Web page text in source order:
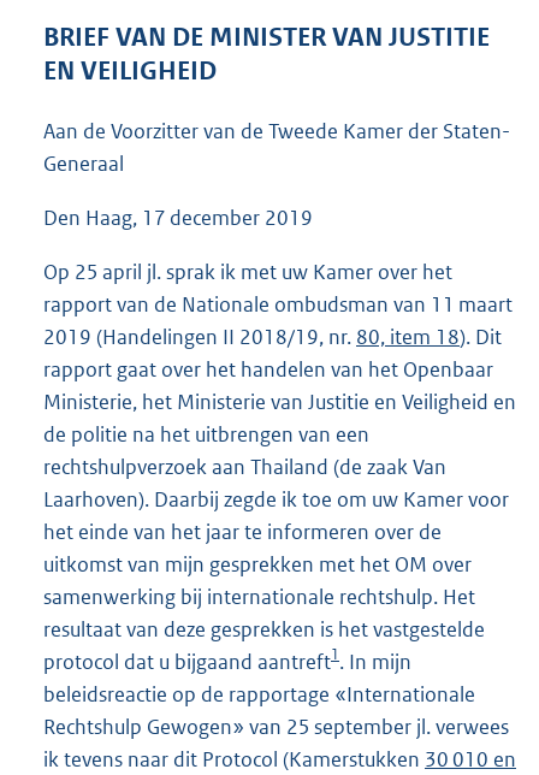
e
1
BRIEF VAN DE MINISTER VAN JUSTITIE
EN VEILIGHEID
Aan de Voorzitter van de Tweede Kamer der Staten-
Generaal
Den Haag, 17 december 2019
Op 25 april jl. sprak ik met uw Kamer over het
rapport van de Nationale ombudsman van 11 maart
2019 (Handelingen II 2018/19, nr. 80, item 18). Dit
rapport gaat over het handelen van het Openbaar
Ministerie, het Ministerie van Justitie en Veiligheid en
de politie na het uitbrengen van een
rechtshulpverzoek aan Thailand (de zaak Van
Laarhoven). Daarbij zegde ik toe om uw Kamer voor
het einde van het jaar te informeren over de
uitkomst van mijn gesprekken met het OM over
samenwerking bij internationale rechtshulp. Het
resultaat van deze gesprekken is het vastgestelde
protocol dat u bijgaand aantreft1. In mijn
beleidsreactie op de rapportage «Internationale
Rechtshulp Gewogen» van 25 september jl. verwees
ik tevens naar dit Protocol (Kamerstukken 30 010 en